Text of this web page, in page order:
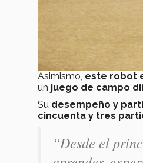
Asimismo, este robot
un juego de campo
Su desempeño y
cincuenta y tres
“Desde el